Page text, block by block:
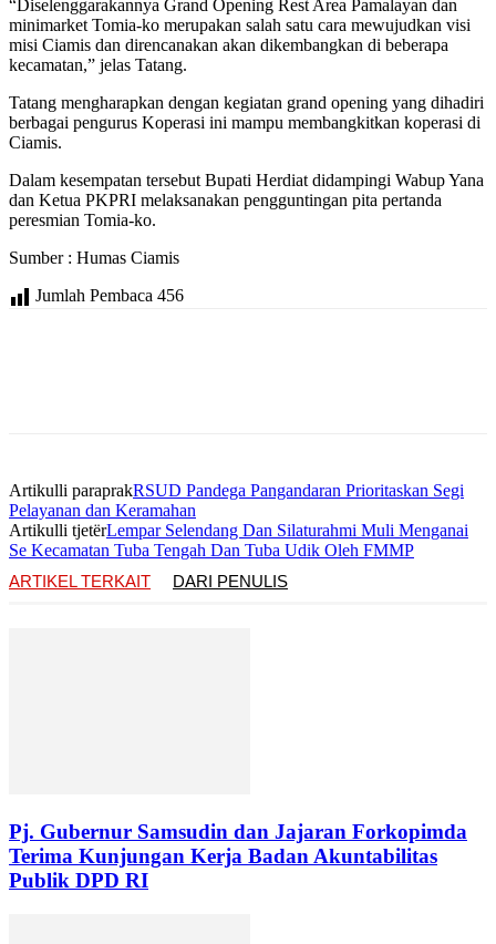
“Diselenggarakannya Grand Opening Rest Area Pamalayan dan
minimarket Tomia-ko merupakan salah satu cara mewujudkan visi
misi Ciamis dan direncanakan akan dikembangkan di beberapa
kecamatan,” jelas Tatang.
Tatang mengharapkan dengan kegiatan grand opening yang dihadiri
berbagai pengurus Koperasi ini mampu membangkitkan koperasi di
Ciamis.
Dalam kesempatan tersebut Bupati Herdiat didampingi Wabup Yana
dan Ketua PKPRI melaksanakan pengguntingan pita pertanda
peresmian Tomia-ko.
Sumber : Humas Ciamis
Jumlah Pembaca 456
Artikulli paraprakRSUD Pandega Pangandaran Prioritaskan Segi
Pelayanan dan Keramahan
Artikulli tjetërLempar Selendang Dan Silaturahmi Muli Menganai
Se Kecamatan Tuba Tengah Dan Tuba Udik Oleh FMMP
ARTIKEL TERKAIT
DARI PENULIS
Pj. Gubernur Samsudin dan Jajaran Forkopimda
Terima Kunjungan Kerja Badan Akuntabilitas
Publik DPD RI